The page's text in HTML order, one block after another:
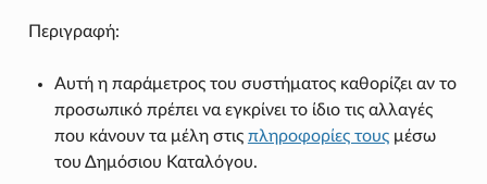
Περιγραφή:
Αυτή η παράμετρος του συστήματος καθορίζει αν το
προσωπικό πρέπει να εγκρίνει το ίδιο τις αλλαγές
που κάνουν τα μέλη στις πληροφορίες τουςμέσω
του Δημόσιου Καταλόγου.